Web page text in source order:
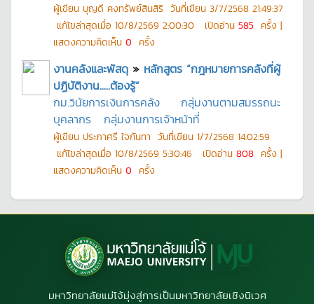
ผู้เขียน บุญดี คงทรัพย์สินสิริ วันที่เขียน 3/7/2568 21:49:37
แก้ไขล่าสุดเมื่อ 10/8/2569 2:00:30 เปิดอ่าน 585 ครั้ง |
แสดงความคิดเห็น 0 ครั้ง
งานคลังและพัสดุ » หลักสูตร “กฎหมายการคลังที่ผู้
ปฏิบัติงาน.....ต้องรู้”
กม.วินัยการเงินการคลัง
กลุ่มงานตามสมรรถนะ
บุคลากร
กลุ่มงานการเจ้าหน้าที่
ผู้เขียน ประภาศรี ใจกันทา วันที่เขียน 1/7/2568 14:02:59
แก้ไขล่าสุดเมื่อ 10/8/2569 5:30:46 เปิดอ่าน 808 ครั้ง |
แสดงความคิดเห็น 0 ครั้ง
มหาวิทยาลัยแม่โจ้มุ่งสู่การเป็นมหาวิทยาลัยเชิงนิเวศ